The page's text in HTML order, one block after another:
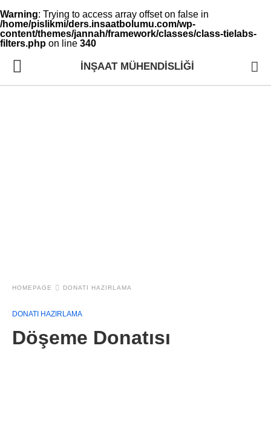
Warning: Trying to access array offset on false in
/home/pislikmi/ders.insaatbolumu.com/wp-
content/themes/jannah/framework/classes/class-tielabs-
filters.php on line 340
İNŞAAT MÜHENDISLIĞI
HOMEPAGE DONATI HAZIRLAMA
DONATI HAZIRLAMA
Döşeme Donatısı